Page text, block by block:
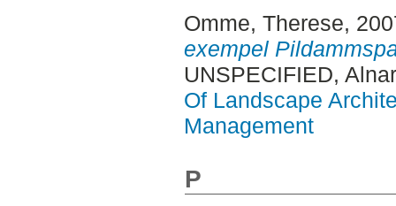
Omme, Therese,
exempel
UNSPECIFIED,
Of Landscape
Management
P